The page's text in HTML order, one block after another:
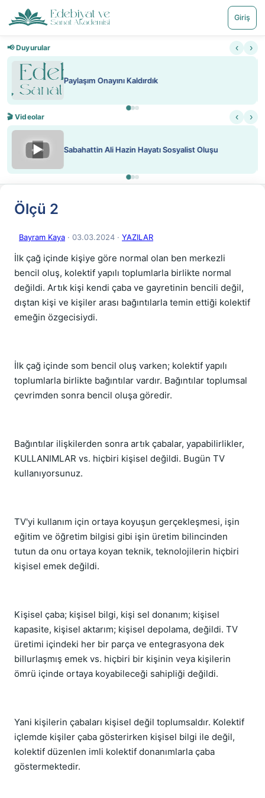
Giriş
📢 Duyurular ‹ ›
Nadir içeriklere kısıtlama ve kredi sistemi getirildi
🎬 Videolar ‹ ›
▶ ATEŞ YAKMAK KONU ÖZET J. LONDON
Ölçü 2
Bayram Kaya · 03.03.2024 · YAZILAR
İlk çağ içinde kişiye göre normal olan ben merkezli
bencil oluş, kolektif yapılı toplumlarla birlikte normal
değildi. Artık kişi kendi çaba ve gayretinin bencili değil,
dıştan kişi ve kişiler arası bağıntılarla temin ettiği kolektif
emeğin özgecisiydi.
İlk çağ içinde som bencil oluş varken; kolektif yapılı
toplumlarla birlikte bağıntılar vardır. Bağıntılar toplumsal
çevrimden sonra bencil oluşa göredir.
Bağıntılar ilişkilerden sonra artık çabalar, yapabilirlikler,
KULLANIMLAR vs. hiçbiri kişisel değildi. Bugün TV
kullanıyorsunuz.
TV'yi kullanım için ortaya koyuşun gerçekleşmesi, işin
eğitim ve öğretim bilgisi gibi işin üretim bilincinden
tutun da onu ortaya koyan teknik, teknolojilerin hiçbiri
kişisel emek değildi.
Kişisel çaba; kişisel bilgi, kişi sel donanım; kişisel
kapasite, kişisel aktarım; kişisel depolama, değildi. TV
üretimi içindeki her bir parça ve entegrasyona dek
billurlaşmış emek vs. hiçbiri bir kişinin veya kişilerin
ömrü içinde ortaya koyabileceği sahipliği değildi.
Yani kişilerin çabaları kişisel değil toplumsaldır. Kolektif
içlemde kişiler çaba gösterirken kişisel bilgi ile değil,
kolektif düzenlen imli kolektif donanımlarla çaba
göstermektedir.